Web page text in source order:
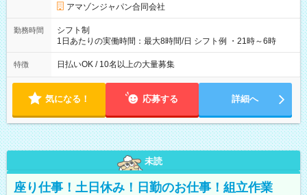
です。
アマゾンジャパン合同会社
勤務時間
シフト制
1日あたりの実働時間：最大8時間/日 シフト例 ・21時～6時
特徴 日払いOK / 10名以上の大量募集
気になる！ 応募する 詳細へ
未読
座り仕事！土日休み！日勤のお仕事！組立作業